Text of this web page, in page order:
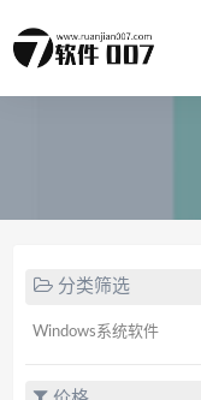
分类筛选
Windows系统软件